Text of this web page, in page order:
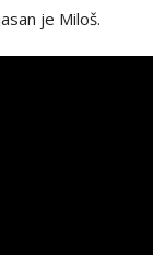
je Miloš.